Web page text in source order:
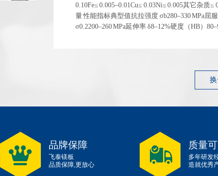
0.10Fe≤ 0.005–0.01Cu≤ 0.03Ni≤ 0.005其它杂质≤
量 性能指标典型值抗拉强度 σb280–330 MPa屈
σ0.2200–260 MPa延伸率 δ8–12%硬度（HB）
品牌保障
飞泰镁板
品质保障,更放心
质量
多年研发
造就优秀